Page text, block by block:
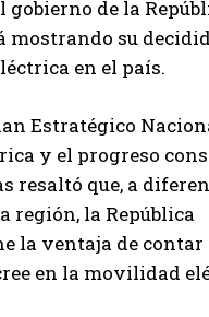
gobierno de la
mostrando su
en el país.
Estratégico
y el progreso
resaltó que, a
región, la República
la ventaja de contar
en la movilidad